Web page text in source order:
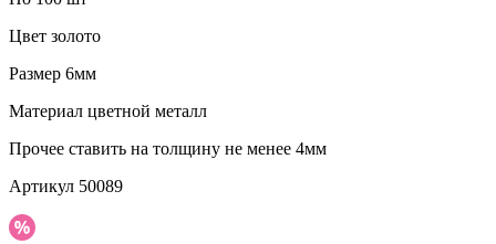
Цвет золото
Размер 6мм
Материал цветной металл
Прочее ставить на толщину не менее 4мм
Артикул 50089